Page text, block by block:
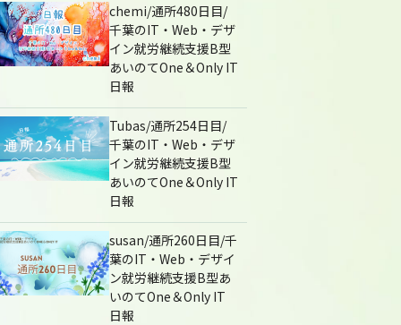
chemi/通所480日目/
千葉のIT・Web・デザ
イン就労継続支援B型
あいのてOne＆Only IT
日報
Tubas/通所254日目/
千葉のIT・Web・デザ
イン就労継続支援B型
あいのてOne＆Only IT
日報
susan/通所260日目/千
葉のIT・Web・デザイ
ン就労継続支援B型あ
いのてOne＆Only IT
日報